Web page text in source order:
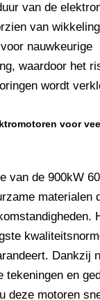
van de
van
nauwkeurige
waardoor het
wordt
voor
van de 900kW
materialen
Dankzij
tekeningen en
deze motoren